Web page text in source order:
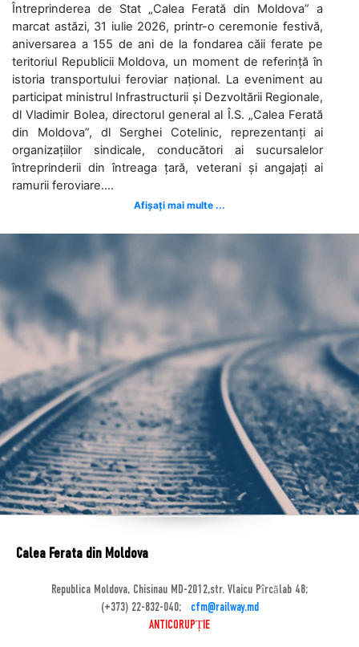
Întreprinderea de Stat „Calea Ferată din Moldova” a
marcat astăzi, 31 iulie 2026, printr-o ceremonie festivă,
aniversarea a 155 de ani de la fondarea căii ferate pe
teritoriul Republicii Moldova, un moment de referință în
istoria transportului feroviar național. La eveniment au
participat ministrul Infrastructurii și Dezvoltării Regionale,
dl Vladimir Bolea, directorul general al Î.S. „Calea Ferată
din Moldova”, dl Serghei Cotelinic, reprezentanți ai
organizațiilor sindicale, conducători ai sucursalelor
întreprinderii din întreaga țară, veterani și angajați ai
ramurii feroviare....
Afișați mai multe ...
Calea Ferata din Moldova
Republica Moldova, Chisinau MD-2012,str. Vlaicu Pîrcălab 48;
(+373) 22-832-040;
cfm@railway.md
ANTICORUPȚIE